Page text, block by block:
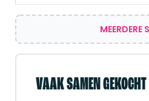
VAAK SAMEN GEKOCHT